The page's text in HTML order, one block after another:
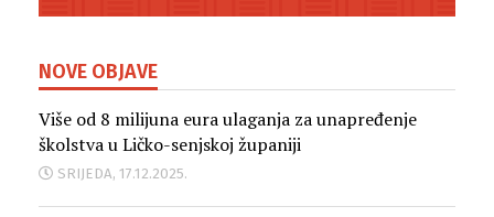
NOVE OBJAVE
Više od 8 milijuna eura ulaganja za unapređenje
školstva u Ličko-senjskoj županiji
SRIJEDA, 17.12.2025.